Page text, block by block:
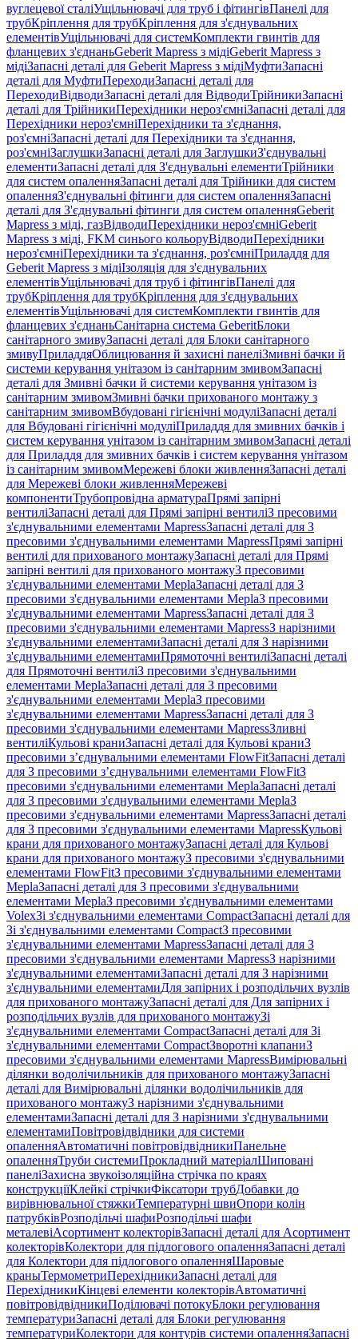
вуглецевої сталіУщільнювачі для труб і фітингівПанелі для
трубКріплення для трубКріплення для з'єднувальних
елементівУщільнювачі для системКомплекти гвинтів для
фланцевих з'єднаньGeberit Mapress з мідіGeberit Mapress з
мідіЗапасні деталі для Geberit Mapress з мідіМуфтиЗапасні
деталі для МуфтиПереходиЗапасні деталі для
ПереходиВідводиЗапасні деталі для ВідводиТрійникиЗапасні
деталі для ТрійникиПерехідники нероз'ємніЗапасні деталі для
Перехідники нероз'ємніПерехідники та з'єднання,
роз'ємніЗапасні деталі для Перехідники та з'єднання,
роз'ємніЗаглушкиЗапасні деталі для ЗаглушкиЗ'єднувальні
елементиЗапасні деталі для З'єднувальні елементиТрійники
для систем опаленняЗапасні деталі для Трійники для систем
опаленняЗ'єднувальні фітинги для систем опаленняЗапасні
деталі для З'єднувальні фітинги для систем опаленняGeberit
Mapress з міді, газВідводиПерехідники нероз'ємніGeberit
Mapress з міді, FKM синього кольоруВідводиПерехідники
нероз'ємніПерехідники та з'єднання, роз'ємніПриладдя для
Geberit Mapress з мідіІзоляція для з'єднувальних
елементівУщільнювачі для труб і фітингівПанелі для
трубКріплення для трубКріплення для з'єднувальних
елементівУщільнювачі для системКомплекти гвинтів для
фланцевих з'єднаньСанітарна система GeberitБлоки
санітарного змивуЗапасні деталі для Блоки санітарного
змивуПриладдяОблицювання й захисні панеліЗмивні бачки й
системи керування унітазом із санітарним змивомЗапасні
деталі для Змивні бачки й системи керування унітазом із
санітарним змивомЗмивні бачки прихованого монтажу з
санітарним змивомВбудовані гігієнічні модуліЗапасні деталі
для Вбудовані гігієнічні модуліПриладдя для змивних бачків і
систем керування унітазом із санітарним змивомЗапасні деталі
для Приладдя для змивних бачків і систем керування унітазом
із санітарним змивомМережеві блоки живленняЗапасні деталі
для Мережеві блоки живленняМережеві
компонентиТрубопровідна арматураПрямі запірні
вентиліЗапасні деталі для Прямі запірні вентиліЗ пресовими
з'єднувальними елементами MapressЗапасні деталі для З
пресовими з'єднувальними елементами MapressПрямі запірні
вентилі для прихованого монтажуЗапасні деталі для Прямі
запірні вентилі для прихованого монтажуЗ пресовими
з'єднувальними елементами MeplaЗапасні деталі для З
пресовими з'єднувальними елементами MeplaЗ пресовими
з'єднувальними елементами MapressЗапасні деталі для З
пресовими з'єднувальними елементами MapressЗ нарізними
з'єднувальними елементамиЗапасні деталі для З нарізними
з'єднувальними елементамиПрямоточні вентиліЗапасні деталі
для Прямоточні вентиліЗ пресовими з'єднувальними
елементами MeplaЗапасні деталі для З пресовими
з'єднувальними елементами MeplaЗ пресовими
з'єднувальними елементами MapressЗапасні деталі для З
пресовими з'єднувальними елементами MapressЗливні
вентиліКульові краниЗапасні деталі для Кульові краниЗ
пресовими з’єднувальними елементами FlowFitЗапасні деталі
для З пресовими з’єднувальними елементами FlowFitЗ
пресовими з'єднувальними елементами MeplaЗапасні деталі
для З пресовими з'єднувальними елементами MeplaЗ
пресовими з'єднувальними елементами MapressЗапасні деталі
для З пресовими з'єднувальними елементами MapressКульові
крани для прихованого монтажуЗапасні деталі для Кульові
крани для прихованого монтажуЗ пресовими з'єднувальними
елементами FlowFitЗ пресовими з'єднувальними елементами
MeplaЗапасні деталі для З пресовими з'єднувальними
елементами MeplaЗ пресовими з'єднувальними елементами
VolexЗі з'єднувальними елементами CompactЗапасні деталі для
Зі з'єднувальними елементами CompactЗ пресовими
з'єднувальними елементами MapressЗапасні деталі для З
пресовими з'єднувальними елементами MapressЗ нарізними
з'єднувальними елементамиЗапасні деталі для З нарізними
з'єднувальними елементамиДля запірних і розподільчих вузлів
для прихованого монтажуЗапасні деталі для Для запірних і
розподільчих вузлів для прихованого монтажуЗі
з'єднувальними елементами CompactЗапасні деталі для Зі
з'єднувальними елементами CompactЗворотні клапаниЗ
пресовими з'єднувальними елементами MapressВимірювальні
ділянки водолічильників для прихованого монтажуЗапасні
деталі для Вимірювальні ділянки водолічильників для
прихованого монтажуЗ нарізними з'єднувальними
елементамиЗапасні деталі для З нарізними з'єднувальними
елементамиПовітровідвідники для системи
опаленняАвтоматичні повітровідвідникиПанельне
опаленняТруби системиПрокладний матеріалШиповані
панеліЗахисна звукоізоляційна стрічка по краях
конструкціїКлейкі стрічкиФіксатори трубДобавки до
вирівнювальної стяжкиТемпературні швиОпори колін
патрубківРозподільчі шафиРозподільчі шафи
металевіАсортимент колекторівЗапасні деталі для Асортимент
колекторівКолектори для підлогового опаленняЗапасні деталі
для Колектори для підлогового опаленняШаровые
краныТермометриПерехідникиЗапасні деталі для
ПерехідникиКінцеві елементи колекторівАвтоматичні
повітровідвідникиПоділювачі потокуБлоки регулювання
температуриЗапасні деталі для Блоки регулювання
температуриКолектори для контурів системи опаленняЗапасні